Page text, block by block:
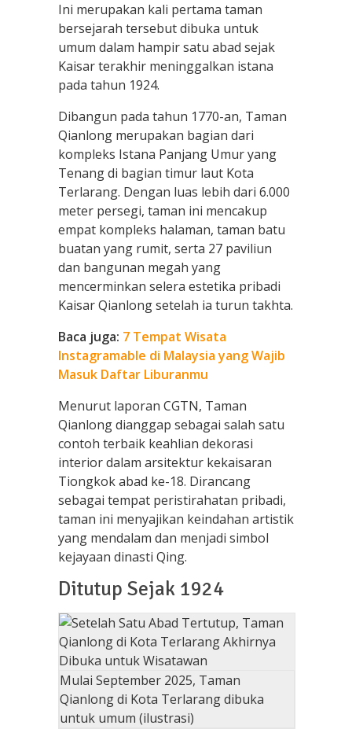
Ini merupakan kali pertama taman
bersejarah tersebut dibuka untuk
umum dalam hampir satu abad sejak
Kaisar terakhir meninggalkan istana
pada tahun 1924.
Dibangun pada tahun 1770-an, Taman
Qianlong merupakan bagian dari
kompleks Istana Panjang Umur yang
Tenang di bagian timur laut Kota
Terlarang. Dengan luas lebih dari 6.000
meter persegi, taman ini mencakup
empat kompleks halaman, taman batu
buatan yang rumit, serta 27 paviliun
dan bangunan megah yang
mencerminkan selera estetika pribadi
Kaisar Qianlong setelah ia turun takhta.
Baca juga: 7 Tempat Wisata
Instagramable di Malaysia yang Wajib
Masuk Daftar Liburanmu
Menurut laporan CGTN, Taman
Qianlong dianggap sebagai salah satu
contoh terbaik keahlian dekorasi
interior dalam arsitektur kekaisaran
Tiongkok abad ke-18. Dirancang
sebagai tempat peristirahatan pribadi,
taman ini menyajikan keindahan artistik
yang mendalam dan menjadi simbol
kejayaan dinasti Qing.
Ditutup Sejak 1924
Mulai September 2025, Taman
Qianlong di Kota Terlarang dibuka
untuk umum (ilustrasi)